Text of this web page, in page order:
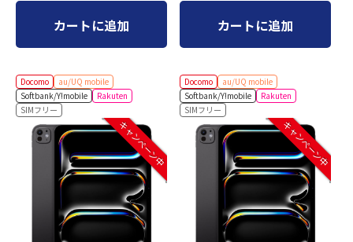
カートに追加 カートに追加
Docomo
au/UQ mobile
Softbank/Y!mobile
Rakuten
SIMフリー
キャンペーン中
Docomo
au/UQ mobile
Softbank/Y!mobile
Rakuten
SIMフリー
キャンペーン中